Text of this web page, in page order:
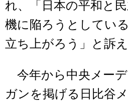
れ、「日本の平和と
機に陥ろうとしてい
立ち上がろう」と訴え
今年から中央メー
ガンを掲げる日比谷